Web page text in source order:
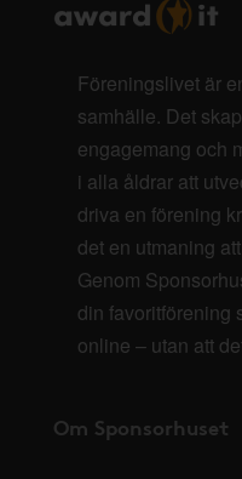
Föreningslivet är
samhälle. Det
engagemang och
i alla åldrar att
driva en förening
det en utmaning
Genom
din favoritförening
online – utan att
Om Sponsorhuset